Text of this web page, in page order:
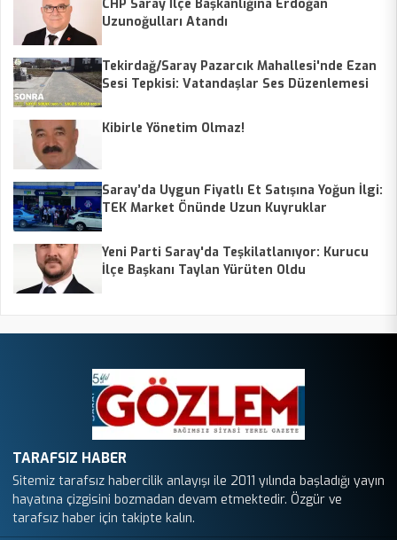
CHP Saray İlçe Başkanlığına Erdoğan
Uzunoğulları Atandı
Tekirdağ/Saray Pazarcık Mahallesi'nde Ezan
Sesi Tepkisi: Vatandaşlar Ses Düzenlemesi
Kibirle Yönetim Olmaz!
Saray’da Uygun Fiyatlı Et Satışına Yoğun İlgi:
TEK Market Önünde Uzun Kuyruklar
Yeni Parti Saray'da Teşkilatlanıyor: Kurucu
İlçe Başkanı Taylan Yürüten Oldu
TARAFSIZ HABER
Sitemiz tarafsız habercilik anlayışı ile 2011 yılında başladığı yayın
hayatına çizgisini bozmadan devam etmektedir. Özgür ve
tarafsız haber için takipte kalın.